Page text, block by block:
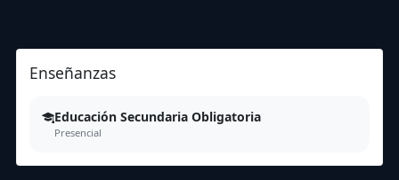
Enseñanzas
Educación Secundaria Obligatoria
Presencial